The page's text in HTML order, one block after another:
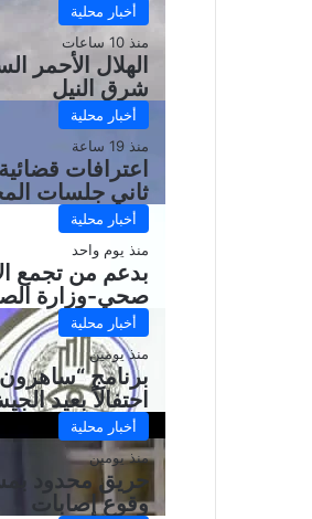
أخبار محلية
منذ 10 ساعات
شرق النيل
أخبار محلية
منذ 19 ساعة
اعترافات
ثاني جلسات
أخبار محلية
منذ يوم واحد
بدعم من تجمع
صحي-وزارة
أخبار محلية
منذ يومين
برنامج
احتفالاً بعيد
أخبار محلية
منذ يومين
حريق محدود
وقوع إصابات